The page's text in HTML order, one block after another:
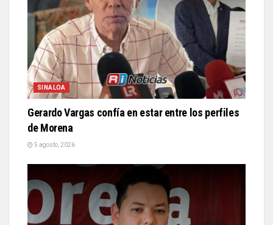
SINALOA
Gerardo Vargas confía en estar entre los perfiles
de Morena
5 agosto, 2026